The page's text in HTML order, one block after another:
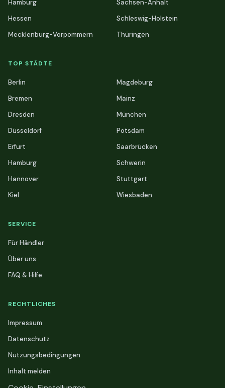
Hamburg
Hessen
Mecklenburg-Vorpommern
Sachsen-Anhalt
Schleswig-Holstein
Thüringen
TOP STÄDTE
Berlin
Bremen
Dresden
Düsseldorf
Erfurt
Hamburg
Hannover
Kiel
Magdeburg
Mainz
München
Potsdam
Saarbrücken
Schwerin
Stuttgart
Wiesbaden
SERVICE
Für Händler
Über uns
FAQ & Hilfe
RECHTLICHES
Impressum
Datenschutz
Nutzungsbedingungen
Inhalt melden